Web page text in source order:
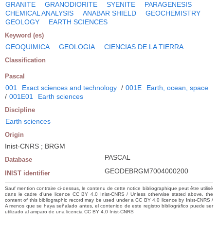
GRANITE GRANODIORITE SYENITE
PARAGENESIS
CHEMICAL ANALYSIS
ANABAR SHIELD
GEOCHEMISTRY
GEOLOGY
EARTH SCIENCES
Keyword (es)
GEOQUIMICA GEOLOGIA CIENCIAS DE LA TIERRA
Classification
Pascal
001 Exact sciences and technology / 001E
Earth, ocean, space
/ 001E01 Earth sciences
Discipline
Earth sciences
Origin
Inist-CNRS ; BRGM
Database PASCAL
INIST identifier GEODEBRGM7004000200
Sauf mention contraire ci-dessus, le contenu de cette notice bibliographique peut être utilisé
dans le cadre d’une licence CC BY 4.0 Inist-CNRS / Unless otherwise stated above, the
content of this bibliographic record may be used under a CC BY 4.0 licence by Inist-CNRS /
A menos que se haya señalado antes, el contenido de este registro bibliográfico puede ser
utilizado al amparo de una licencia CC BY 4.0 Inist-CNRS